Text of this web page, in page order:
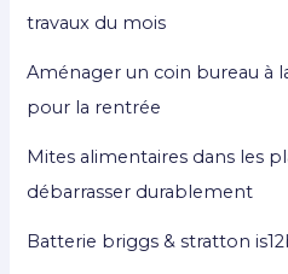
travaux du mois
Aménager un coin bureau à
pour la rentrée
Mites alimentaires dans les
débarrasser durablement
Batterie briggs & stratton